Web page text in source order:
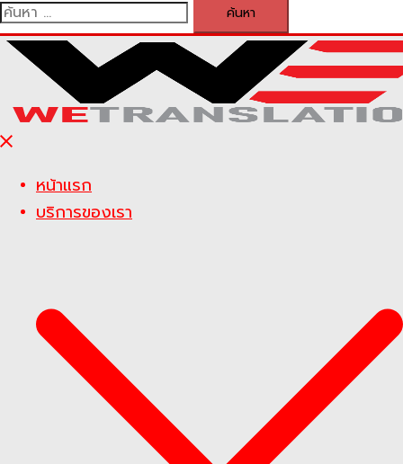
ค้นหา
สำหรับ:
Close
หน้าแรก
บริการของเรา